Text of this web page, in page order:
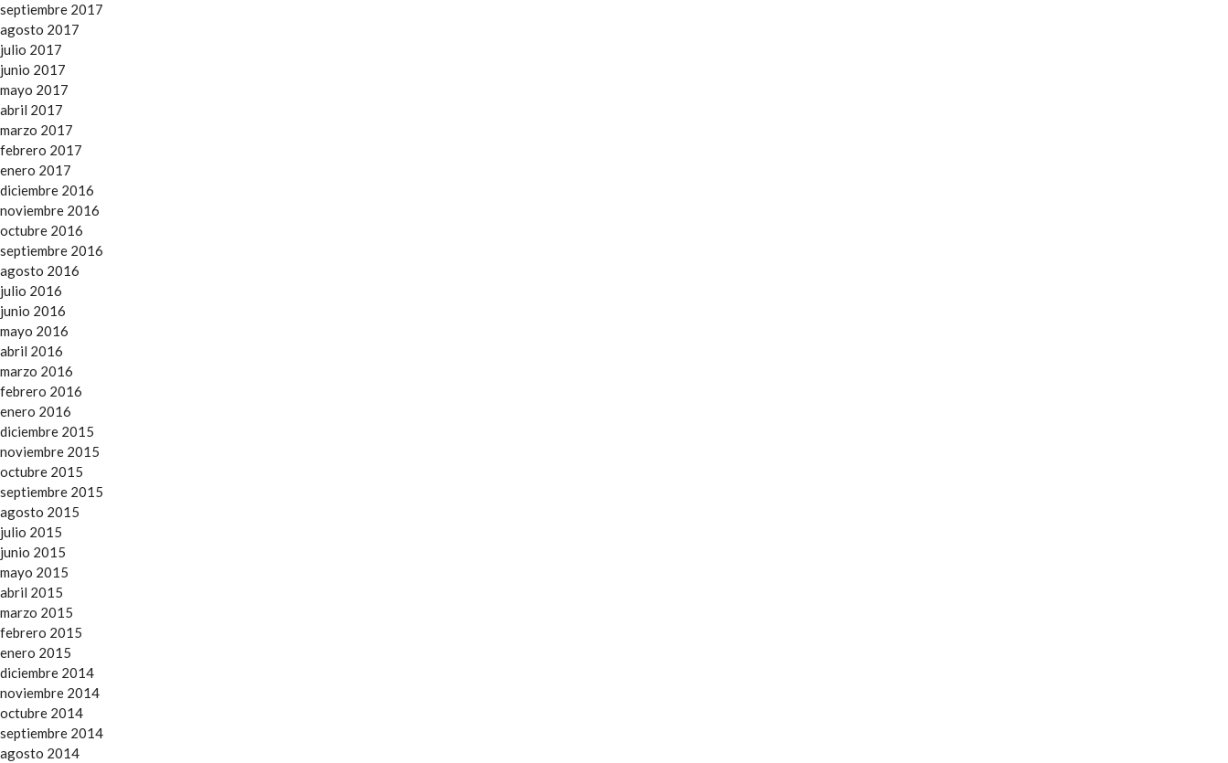
septiembre 2017
agosto 2017
julio 2017
junio 2017
mayo 2017
abril 2017
marzo 2017
febrero 2017
enero 2017
diciembre 2016
noviembre 2016
octubre 2016
septiembre 2016
agosto 2016
julio 2016
junio 2016
mayo 2016
abril 2016
marzo 2016
febrero 2016
enero 2016
diciembre 2015
noviembre 2015
octubre 2015
septiembre 2015
agosto 2015
julio 2015
junio 2015
mayo 2015
abril 2015
marzo 2015
febrero 2015
enero 2015
diciembre 2014
noviembre 2014
octubre 2014
septiembre 2014
agosto 2014